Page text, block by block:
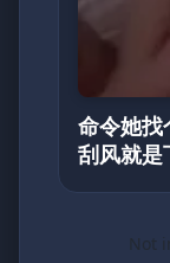
命令她找
刮风就是
Not